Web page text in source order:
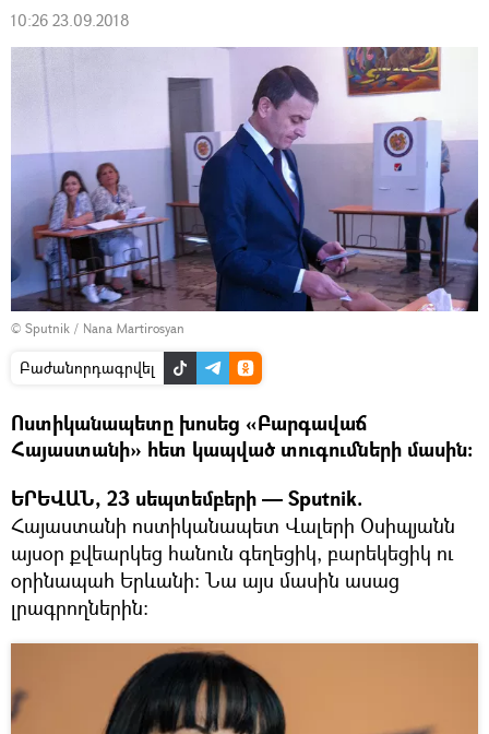
10:26 23.09.2018
© Sputnik / Nana Martirosyan
Բաժանորդագրվել
Ոստիկանապետը խոսեց «Բարգավաճ
Հայաստանի» հետ կապված տուգումների մասին։
ԵՐԵՎԱՆ, 23 սեպտեմբերի — Sputnik.
Հայաստանի ոստիկանապետ Վալերի Օսիպյանն
այսօր քվեարկեց հանուն գեղեցիկ, բարեկեցիկ ու
օրինապահ Երևանի։ Նա այս մասին ասաց
լրագրողներին։